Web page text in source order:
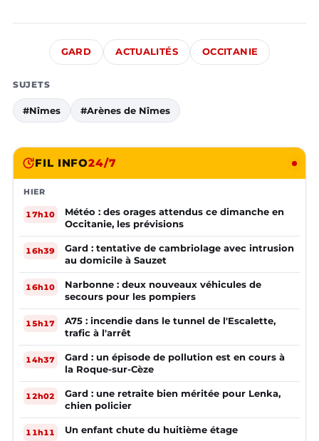
GARD ACTUALITÉS OCCITANIE
SUJETS
#Nîmes #Arènes de Nîmes
FIL INFO24/7
HIER
17h10
Météo : des orages attendus ce dimanche en
Occitanie, les prévisions
16h39
Gard : tentative de cambriolage avec intrusion
au domicile à Sauzet
16h10
Narbonne : deux nouveaux véhicules de
secours pour les pompiers
15h17
A75 : incendie dans le tunnel de l'Escalette,
trafic à l'arrêt
14h37
Gard : un épisode de pollution est en cours à
la Roque-sur-Cèze
12h02
Gard : une retraite bien méritée pour Lenka,
chien policier
11h11 Un enfant chute du huitième étage